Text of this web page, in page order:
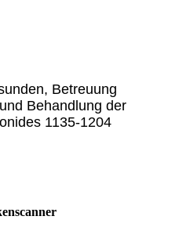
Betreuung
Behandlung der
1135-1204